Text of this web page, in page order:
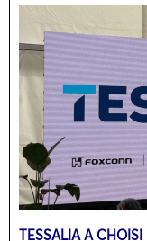
TESSALIA A